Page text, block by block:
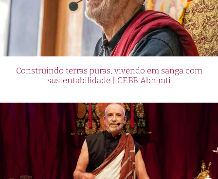
Construindo terras puras, vivendo em sanga com
sustentabilidade | CEBB Abhirati